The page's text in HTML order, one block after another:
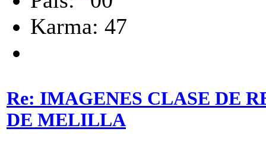
Karma: 47
Re: IMAGENES CLASE DE
DE MELILLA